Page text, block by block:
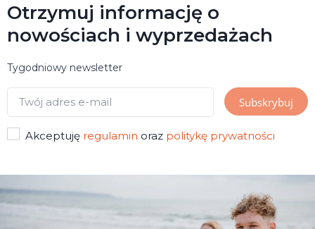
Otrzymuj informację o
nowościach i wyprzedażach
Tygodniowy newsletter
Akceptuję regulamin oraz politykę prywatności